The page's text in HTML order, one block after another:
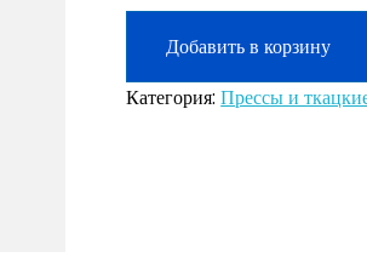
Добавить в корзину
Категория:Прессы и